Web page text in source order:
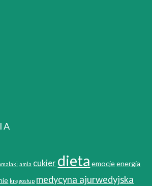
amla cukier dieta emocje energia
kręgosłup medycyna ajurwedyjska